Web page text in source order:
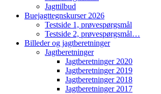
Jagttilbud
Buejagttegnskurser 2026
Testside 1, prøvespørgsmål
Testside 2, prøvespørgsmål…
Billeder og jagtberetninger
Jagtberetninger
Jagtberetninger 2020
Jagtberetninger 2019
Jagtberetninger 2018
Jagtberetninger 2017